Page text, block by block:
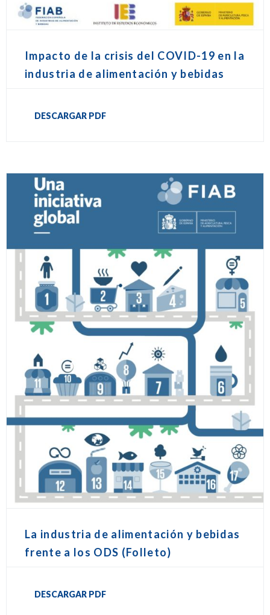
Impacto de la crisis del COVID-19 en la
industria de alimentación y bebidas
DESCARGAR PDF
La industria de alimentación y bebidas
frente a los ODS (Folleto)
DESCARGAR PDF